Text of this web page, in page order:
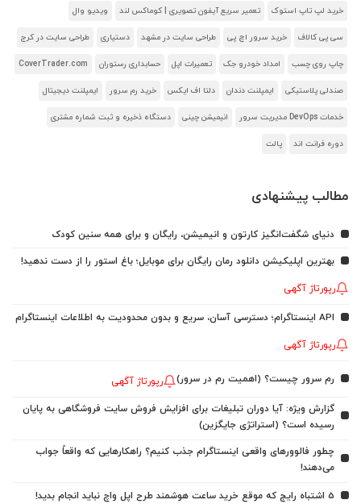
خرید لپ تاپ استوک تعمیر سریع آیفون تصویری | کوماکس لند ویدیو وال
سی پی کالاف خرید سرور اچ پی طراحی سایت در مشهد دستیاری طراحی سایت در کرج
چاپ روی چسب امداد خودرو جک تعمیرات اپل حسابداری رستوران CoverTrader.com
صندلی پلاستیکی ایمپلنت دندان دلتا اف ایکس خرید رم سرور ایمپلنت دیجیتال
خدمات DevOps مدیریت سرور انیمیشن چینی دستگاه ذخیره و ثبت شماره مشتری
دوره فرانت اند پالت
مطالب پیشنهادی
دنیای شگفت‌انگیز کارتون و انیمیشن، رایگان و برای همه سنین کودک
بهترین اپلیکیشن دانلود رمان رایگان برای موبایل؛ باغ استور را از دست ندهید!
رپورتاژ آگهی
API اینستاگرام؛ دسترسی آسان، سریع و بدون محدودیت به اطلاعات اینستاگرام
رپورتاژ آگهی
رم سرور چیست؟ (اهمیت رم در سرور) رپورتاژ آگهی
گزارش ویژه: آیا دوران تبلیغات برای افزایش فروش سایت فروشگاهی به پایان
رسیده است؟ (استراتژی جایگزین)
چطور فالوورهای واقعی اینستاگرام جذب کنیم؟ راهکارهایی که واقعاً جواب
می‌دهند!
5 اشتباه رایج که موقع خرید ساعت هوشمند طرح اپل واچ نباید انجام بدید!